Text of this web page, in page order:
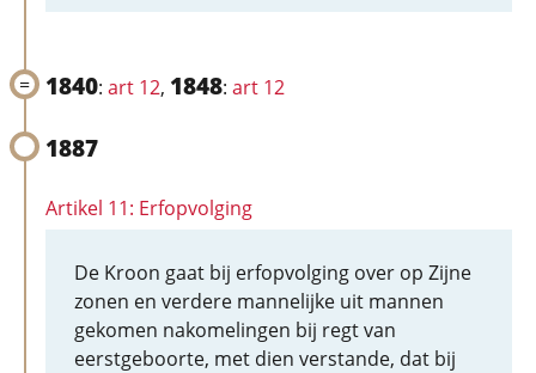
1840: art 12, 1848: art 12
1887
Artikel 11: Erfopvolging
De Kroon gaat bij erfopvolging over op Zijne
zonen en verdere mannelijke uit mannen
gekomen nakomelingen bij regt van
eerstgeboorte, met dien verstande, dat bij